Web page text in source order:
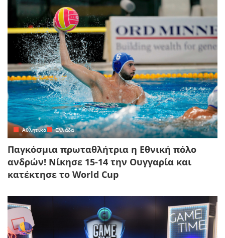
Αθλητικά Ελλάδα
Παγκόσμια πρωταθλήτρια η Εθνική πόλο
ανδρών! Νίκησε 15-14 την Ουγγαρία και
κατέκτησε το World Cup